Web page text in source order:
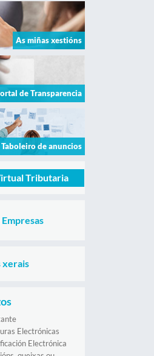
As miñas xestións
de Transparencia
Taboleiro de anuncios
Tributaria
xerais
Electrónicas
Electrónica